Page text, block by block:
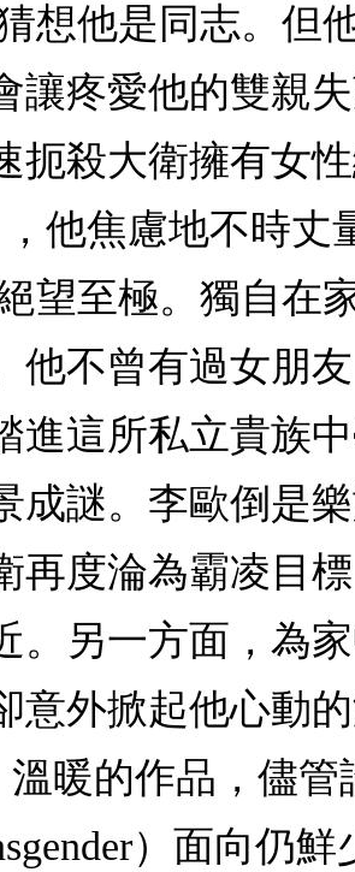
想他是同志。但
讓疼愛他的雙親
扼殺大衛擁有女
他焦慮地不時丈
望至極。獨自在
不曾有過女朋
這所私立貴族
謎。李歐倒是
度淪為霸凌目
。另一方面，為
意外掀起他心動
暖的作品，儘
）面向仍